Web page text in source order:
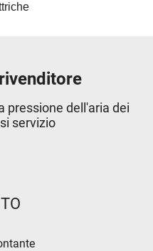
pressione dell'aria dei
servizio